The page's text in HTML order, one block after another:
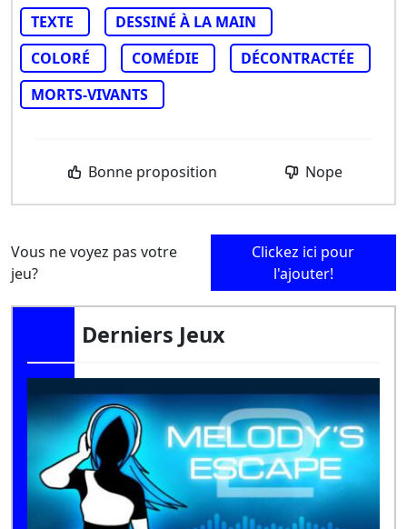
TEXTE
DESSINÉ À LA MAIN
COLORÉ
COMÉDIE
DÉCONTRACTÉE
MORTS-VIVANTS
Bonne proposition Nope
Vous ne voyez pas votre
jeu?
Clickez ici pour
l'ajouter!
Derniers Jeux